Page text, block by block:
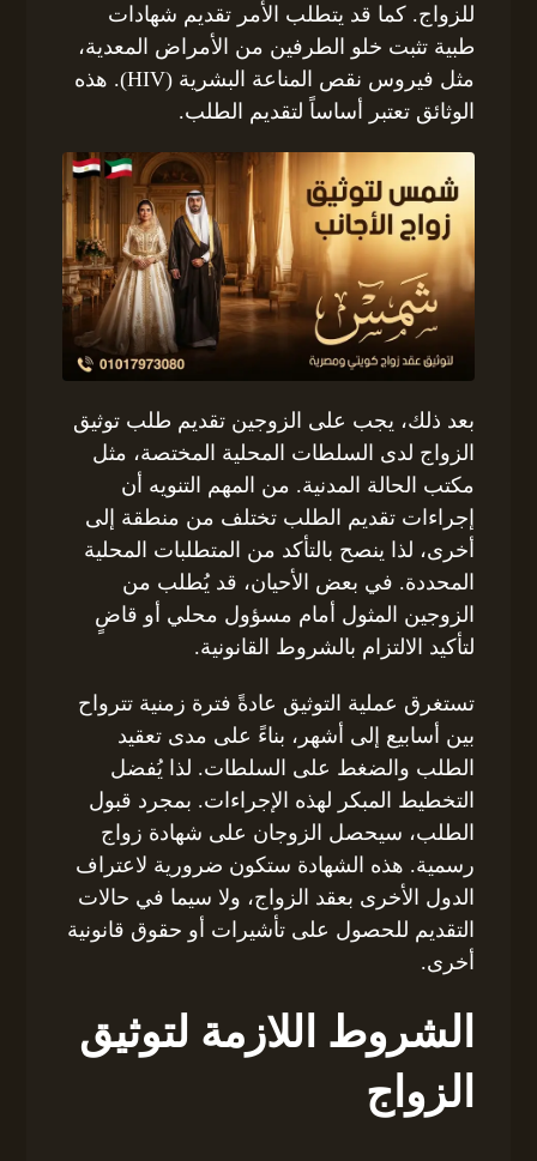
للزواج. كما قد يتطلب الأمر تقديم شهادات
طبية تثبت خلو الطرفين من الأمراض المعدية،
مثل فيروس نقص المناعة البشرية (HIV). هذه
الوثائق تعتبر أساساً لتقديم الطلب.
بعد ذلك، يجب على الزوجين تقديم طلب توثيق
الزواج لدى السلطات المحلية المختصة، مثل
مكتب الحالة المدنية. من المهم التنويه أن
إجراءات تقديم الطلب تختلف من منطقة إلى
أخرى، لذا ينصح بالتأكد من المتطلبات المحلية
المحددة. في بعض الأحيان، قد يُطلب من
الزوجين المثول أمام مسؤول محلي أو قاضٍ
لتأكيد الالتزام بالشروط القانونية.
تستغرق عملية التوثيق عادةً فترة زمنية تترواح
بين أسابيع إلى أشهر، بناءً على مدى تعقيد
الطلب والضغط على السلطات. لذا يُفضل
التخطيط المبكر لهذه الإجراءات. بمجرد قبول
الطلب، سيحصل الزوجان على شهادة زواج
رسمية. هذه الشهادة ستكون ضرورية لاعتراف
الدول الأخرى بعقد الزواج، ولا سيما في حالات
التقديم للحصول على تأشيرات أو حقوق قانونية
أخرى.
الشروط اللازمة لتوثيق
الزواج